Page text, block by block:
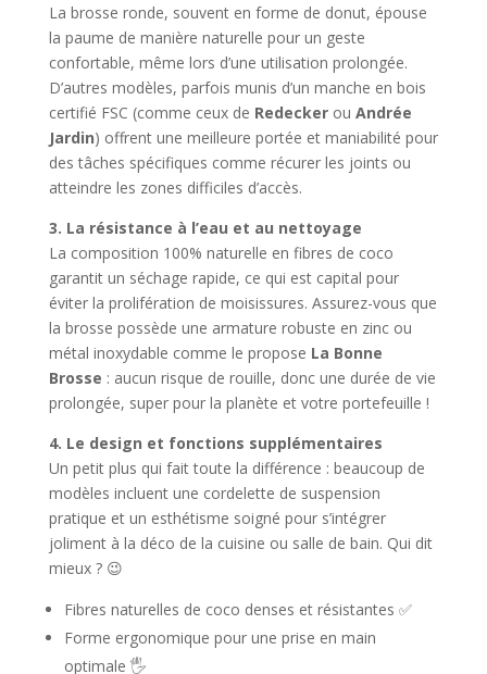
La brosse ronde, souvent en forme de donut, épouse
la paume de manière naturelle pour un geste
confortable, même lors d’une utilisation prolongée.
D’autres modèles, parfois munis d’un manche en bois
certifié FSC (comme ceux de Redeckerou Andrée
Jardin) offrent une meilleure portée et maniabilité pour
des tâches spécifiques comme récurer les joints ou
atteindre les zones difficiles d’accès.
3. La résistance à l’eau et au nettoyage
La composition 100% naturelle en fibres de coco
garantit un séchage rapide, ce qui est capital pour
éviter la prolifération de moisissures. Assurez-vous que
la brosse possède une armature robuste en zinc ou
métal inoxydable comme le propose La Bonne
Brosse : aucun risque de rouille, donc une durée de vie
prolongée, super pour la planète et votre portefeuille !
4. Le design et fonctions supplémentaires
Un petit plus qui fait toute la différence : beaucoup de
modèles incluent une cordelette de suspension
pratique et un esthétisme soigné pour s’intégrer
joliment à la déco de la cuisine ou salle de bain. Qui dit
mieux ? 😉
Fibres naturelles de coco denses et résistantes ✅
Forme ergonomique pour une prise en main
optimale 🖐️